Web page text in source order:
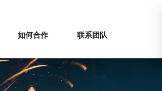
如何合作 联系团队